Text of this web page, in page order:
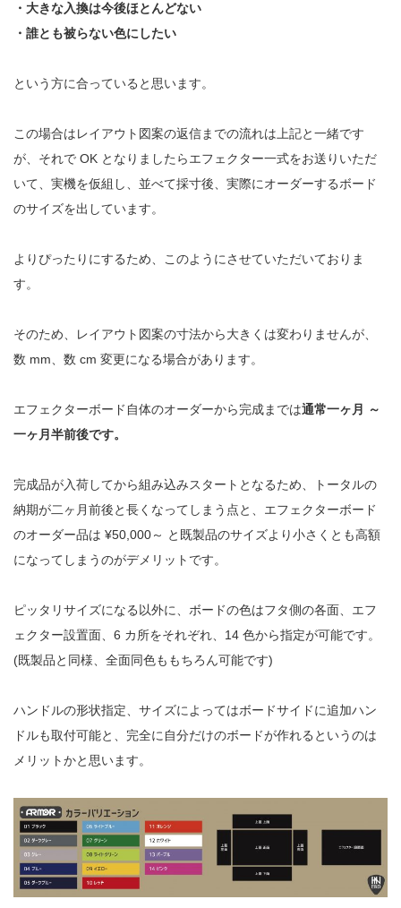
・大きな入換は今後ほとんどない
・誰とも被らない色にしたい
という方に合っていると思います。
この場合はレイアウト図案の返信までの流れは上記と一緒です
が、それで OK となりましたらエフェクター一式をお送りいただ
いて、実機を仮組し、並べて採寸後、実際にオーダーするボード
のサイズを出しています。
よりぴったりにするため、このようにさせていただいておりま
す。
そのため、レイアウト図案の寸法から大きくは変わりませんが、
数 mm 、数 cm 変更になる場合があります。
エフェクターボード自体のオーダーから完成までは通常一ヶ月
～
一ヶ月半前後です。
完成品が入荷してから組み込みスタートとなるため、トータルの
納期が二ヶ月前後と長くなってしまう点と、エフェクターボード
のオーダー品は ¥50,000～ と既製品のサイズより小さくとも高額
になってしまうのがデメリットです。
ピッタリサイズになる以外に、ボードの色はフタ側の各面、エフ
ェクター設置面、 6 カ所をそれぞれ、14 色から指定が可能です。
(既製品と同様、全面同色ももちろん可能です)
ハンドルの形状指定、サイズによってはボードサイドに追加ハン
ドルも取付可能と、 完全に自分だけのボードが作れるというのは
メリットかと思います。